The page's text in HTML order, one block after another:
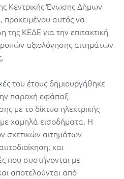
Κεντρικής Ένωσης Δήμων
αυτός να
ΚΕΔΕ για την επιτακτική
αξιολόγησης αιτημάτων
του έτους δημιουργήθηκε
παροχή εφάπαξ
με το δίκτυο ηλεκτρικής
χαμηλά εισοδήματα. Η
σχετικών αιτημάτων
και
που συστήνονται με
αποτελούνται από